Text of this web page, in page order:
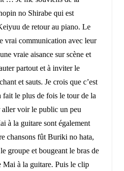
no Shirabe qui est
de retour au piano. Le
vrai communication avec leur
vraie aisance sur scène et
partout et à inviter le
et sauts. Je crois que c’est
fait le plus de fois le tour de la
aller voir le public un peu
à la guitare sont également
chansons fût Buriki no hata,
groupe et bougeant le bras de
Mai à la guitare. Puis le clip